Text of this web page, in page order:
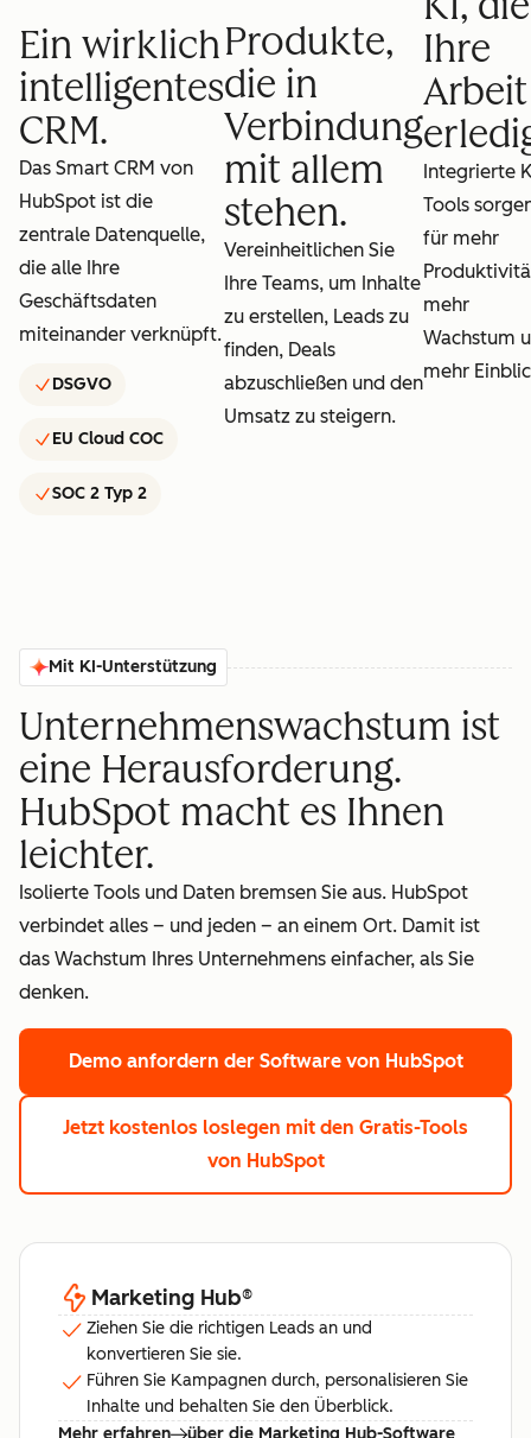
Ein wirklich
intelligentes
CRM.
Das Smart CRM von
HubSpot ist die
zentrale Datenquelle,
die alle Ihre
Geschäftsdaten
miteinander verknüpft.
DSGVO
EU Cloud COC
SOC 2 Typ 2
Produkte,
die in
Verbindung
mit allem
stehen.
Vereinheitlichen Sie
Ihre Teams, um Inhalte
zu erstellen, Leads zu
finden, Deals
abzuschließen und den
Umsatz zu steigern.
Ihre
Arbeit
Integrierte
Tools
für mehr
mehr
Wachstum
mehr
Mit KI-Unterstützung
Unternehmenswachstum ist
eine Herausforderung.
HubSpot macht es Ihnen
leichter.
Isolierte Tools und Daten bremsen Sie aus. HubSpot
verbindet alles – und jeden – an einem Ort. Damit ist
das Wachstum Ihres Unternehmens einfacher, als Sie
denken.
Demo anfordern der Software von HubSpot
Jetzt kostenlos loslegen mit den Gratis-Tools
von HubSpot
Marketing Hub®
Ziehen Sie die richtigen Leads an und
konvertieren Sie sie.
Führen Sie Kampagnen durch, personalisieren Sie
Inhalte und behalten Sie den Überblick.
Mehr erfahren
über die Marketing Hub-Software